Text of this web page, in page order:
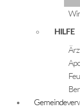
HILFE
Rudi